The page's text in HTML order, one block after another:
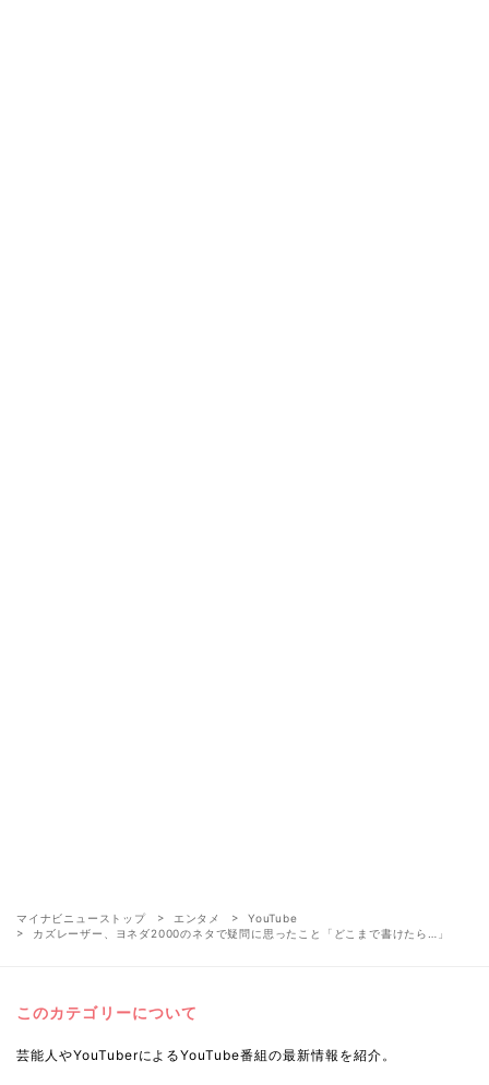
マイナビニューストップ エンタメ
YouTube
カズレーザー、ヨネダ2000のネタで疑問に思ったこと「どこまで書けたら…」
このカテゴリーについて
芸能人やYouTuberによるYouTube番組の最新情報を紹介。